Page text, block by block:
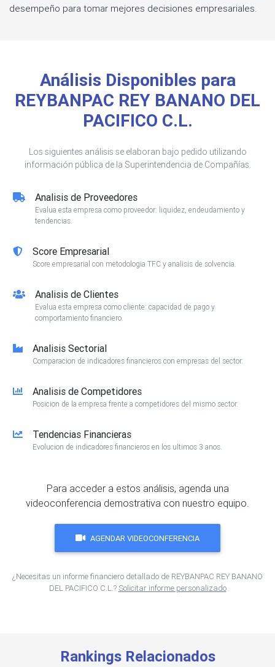
desempeño para tomar mejores decisiones empresariales.
Análisis Disponibles para
REYBANPAC REY BANANO DEL
PACIFICO C.L.
Los siguientes análisis se elaboran bajo pedido utilizando
información pública de la Superintendencia de Compañías.
Analisis de Proveedores
Evalua esta empresa como proveedor: liquidez, endeudamiento y
tendencias.
Score Empresarial
Score empresarial con metodologia TFC y analisis de solvencia.
Analisis de Clientes
Evalua esta empresa como cliente: capacidad de pago y
comportamiento financiero.
Analisis Sectorial
Comparacion de indicadores financieros con empresas del sector.
Analisis de Competidores
Posicion de la empresa frente a competidores del mismo sector.
Tendencias Financieras
Evolucion de indicadores financieros en los ultimos 3 anos.
Para acceder a estos análisis, agenda una
videoconferencia demostrativa con nuestro equipo.
AGENDAR VIDEOCONFERENCIA
¿Necesitas un informe financiero detallado de REYBANPAC REY BANANO
DEL PACIFICO C.L.? Solicitar informe personalizado
Rankings Relacionados